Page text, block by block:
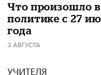
​Что произошло
политике с 27
года
3 АВГУСТА
УЧИТЕЛЯ